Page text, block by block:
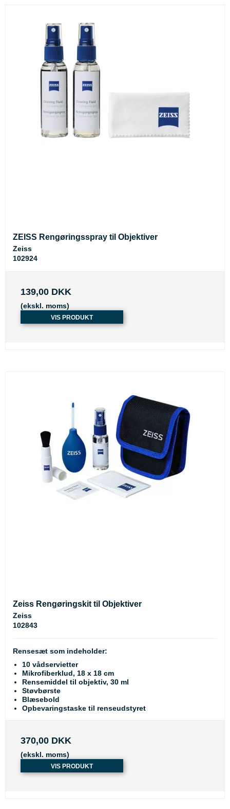
ZEISS Rengøringsspray til Objektiver
Zeiss
102924
139,00 DKK
(ekskl. moms)
VIS PRODUKT
Zeiss Rengøringskit til Objektiver
Zeiss
102843
Rensesæt som indeholder:
10 vådservietter
Mikrofiberklud, 18 x 18 cm
Rensemiddel til objektiv, 30 ml
Støvbørste
Blæsebold
Opbevaringstaske til renseudstyret
370,00 DKK
(ekskl. moms)
VIS PRODUKT